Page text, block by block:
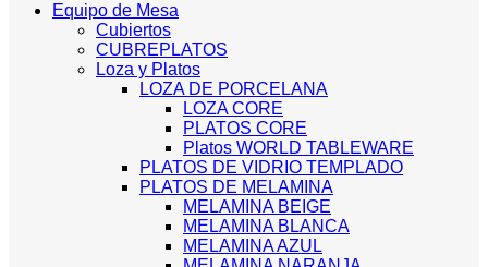
Equipo de Mesa
Cubiertos
CUBREPLATOS
Loza y Platos
LOZA DE PORCELANA
LOZA CORE
PLATOS CORE
Platos WORLD TABLEWARE
PLATOS DE VIDRIO TEMPLADO
PLATOS DE MELAMINA
MELAMINA BEIGE
MELAMINA BLANCA
MELAMINA AZUL